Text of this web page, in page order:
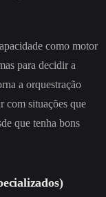
como motor
para decidir a
a orquestração
com situações que
que tenha bons